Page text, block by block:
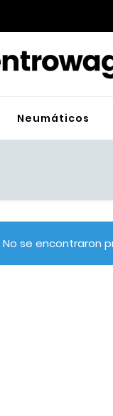
Neumáticos
No se encontraron